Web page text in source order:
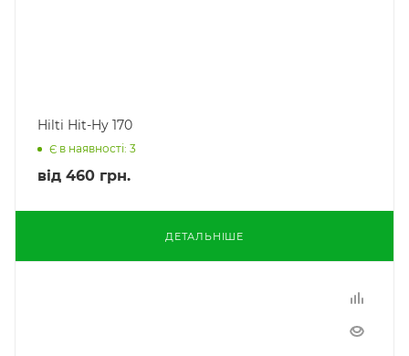
Hilti Hit-Hy 170
Є в наявності: 3
від 460 грн.
ДЕТАЛЬНІШЕ